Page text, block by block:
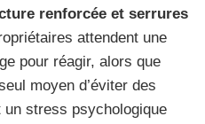
renforcée et serrures
attendent une
pour réagir, alors que
moyen d’éviter des
stress psychologique